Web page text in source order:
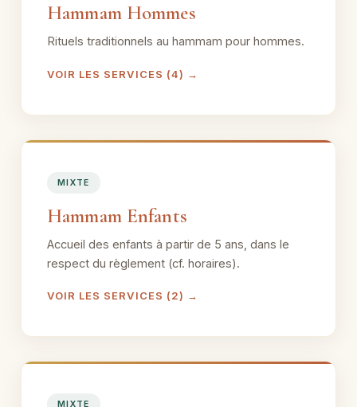
Hammam Hommes
Rituels traditionnels au hammam pour hommes.
VOIR LES SERVICES (4) →
MIXTE
Hammam Enfants
Accueil des enfants à partir de 5 ans, dans le
respect du règlement (cf. horaires).
VOIR LES SERVICES (2) →
MIXTE